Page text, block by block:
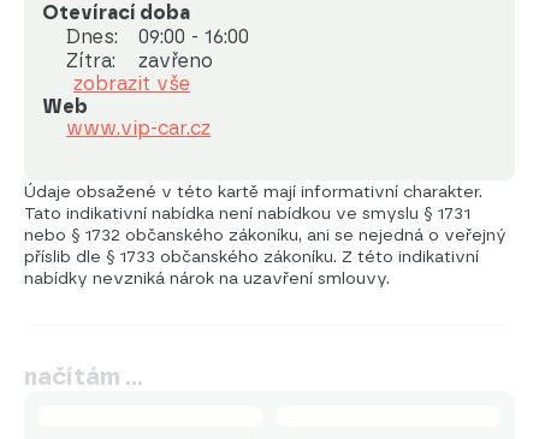
Otevírací doba
Dnes:
09:00 - 16:00
Zítra:
zavřeno
zobrazit vše
Web
www.vip-car.cz
Údaje obsažené v této kartě mají informativní charakter.
Tato indikativní nabídka není nabídkou ve smyslu § 1731
nebo § 1732 občanského zákoníku, ani se nejedná o veřejný
příslib dle § 1733 občanského zákoníku. Z této indikativní
nabídky nevzniká nárok na uzavření smlouvy.
načítám …